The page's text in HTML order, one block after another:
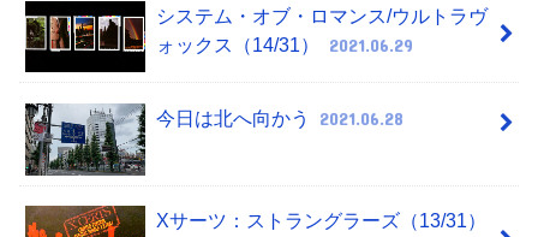
システム・オブ・ロマンス/ウルトラヴ
ォックス（14/31）
2021.06.29
今日は北へ向かう 2021.06.28
Xサーツ：ストラングラーズ（13/31）